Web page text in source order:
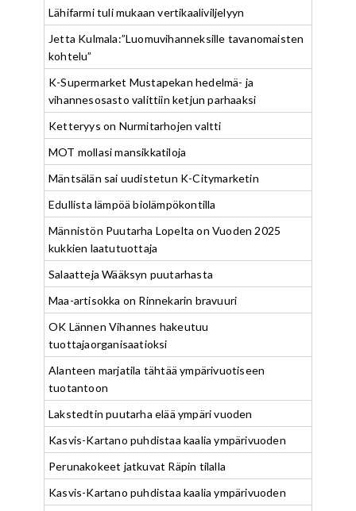
Lähifarmi tuli mukaan vertikaaliviljelyyn
Jetta Kulmala:”Luomuvihanneksille tavanomaisten
kohtelu”
K-Supermarket Mustapekan hedelmä- ja
vihannesosasto valittiin ketjun parhaaksi
Ketteryys on Nurmitarhojen valtti
MOT mollasi mansikkatiloja
Mäntsälän sai uudistetun K-Citymarketin
Edullista lämpöä biolämpökontilla
Männistön Puutarha Lopelta on Vuoden 2025
kukkien laatutuottaja
Salaatteja Wääksyn puutarhasta
Maa-artisokka on Rinnekarin bravuuri
OK Lännen Vihannes hakeutuu
tuottajaorganisaatioksi
Alanteen marjatila tähtää ympärivuotiseen
tuotantoon
Lakstedtin puutarha elää ympäri vuoden
Kasvis-Kartano puhdistaa kaalia ympärivuoden
Perunakokeet jatkuvat Räpin tilalla
Kasvis-Kartano puhdistaa kaalia ympärivuoden